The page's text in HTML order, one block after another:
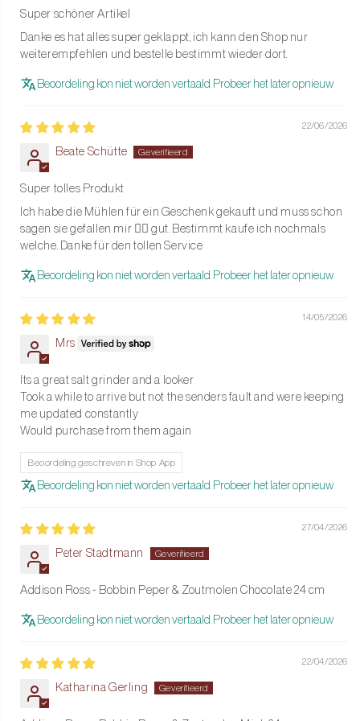
Vermijd direct zonlicht om de hoogglanslak in optimale staat
te houden.
schurende schoonmaakmiddelen.
Een prachtig cadeau
Met zijn luxe uitstraling, hoogwaardige afwerking en
veelzijdigheid is de Bobbin Zout- of Pepermolen een perfect
cadeau voor iedere kookliefhebber.
Geef je keuken een stijlvolle upgrade en geniet van ultieme
functionaliteit. Bestel nu de Yellow Bobbin Zout- of Pepermolen
van Addison Ross en voeg een vleugje elegantie en precisie toe
Super schöner Artikel
Danke es hat alles super geklappt, ich kann den Shop nur
weiterempfehlen und bestelle bestimmt wieder dort.
Beoordeling kon niet worden vertaald. Probeer het later opnieuw
22/06/2026
Beate Schütte
Super tolles Produkt
Ich habe die Mühlen für ein Geschenk gekauft und muss schon
sagen sie gefallen mir 👍🏽 gut. Bestimmt kaufe ich nochmals
welche. Danke für den tollen Service
Beoordeling kon niet worden vertaald. Probeer het later opnieuw
14/05/2026
Mrs
Its a great salt grinder and a looker
Took a while to arrive but not the senders fault and were keeping
me updated constantly
Would purchase from them again
Beoordeling geschreven in Shop App
Beoordeling kon niet worden vertaald. Probeer het later opnieuw
27/04/2026
Peter Stadtmann
Addison Ross - Bobbin Peper & Zoutmolen Chocolate 24 cm
Beoordeling kon niet worden vertaald. Probeer het later opnieuw
22/04/2026
Katharina Gerling